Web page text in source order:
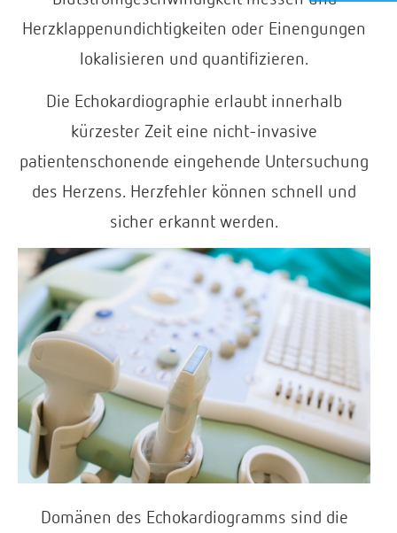
Herzklappenundichtigkeiten oder Einengungen
lokalisieren und quantifizieren.
Die Echokardiographie erlaubt innerhalb
kürzester Zeit eine nicht-invasive
patientenschonende eingehende Untersuchung
des Herzens. Herzfehler können schnell und
sicher erkannt werden.
Domänen des Echokardiogramms sind die